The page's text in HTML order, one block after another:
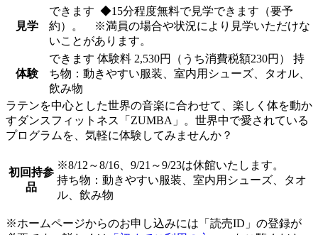
見学
できます ◆15分程度無料で見学できます（要予
約）。 ※満員の場合や状況により見学いただけな
いことがあります。
体験
できます 体験料 2,530円（うち消費税額230円） 持
ち物：動きやすい服装、室内用シューズ、タオル、
飲み物
ラテンを中心とした世界の音楽に合わせて、楽しく体を動か
すダンスフィットネス「ZUMBA」。世界中で愛されている
プログラムを、気軽に体験してみませんか？
初回持参
品
※8/12～8/16、9/21～9/23は休館いたします。
持ち物：動きやすい服装、室内用シューズ、タオ
ル、飲み物
※ホームページからのお申し込みには「読売ID」の登録が